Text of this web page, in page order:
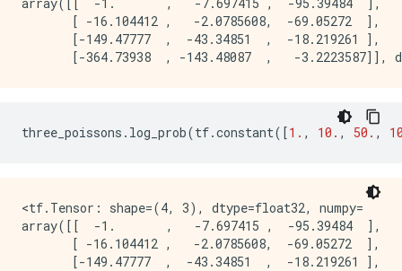
       [ -16.104412 ,   -2.0785608,  -69.05272  ],
       [-149.47777  ,  -43.34851  ,  -18.219261 ],
three_poissons . log_prob(tf.constant([1. , 10. , 50. ,
<tf.Tensor: shape=(4, 3), dtype=float32, numpy=
array([[  -1.       ,   -7.697415 ,  -95.39484  ],
       [ -16.104412 ,   -2.0785608,  -69.05272  ],
       [-149.47777  ,  -43.34851  ,  -18.219261 ],